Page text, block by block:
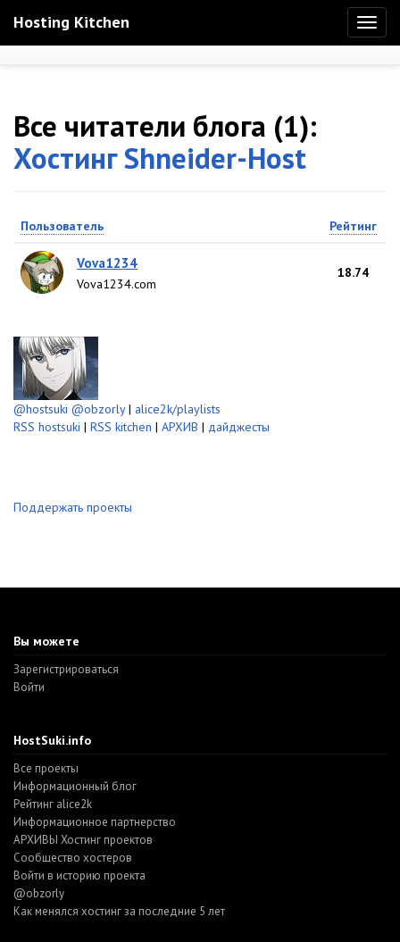
Hosting Kitchen
Все читатели блога (1):
Хостинг Shneider-Host
Пользователь Рейтинг
Vova1234
Vova1234.com
18.74
@hostsuki @obzorly| alice2k/playlists
RSS hostsuki | RSS kitchen | АРХИВ | дайджесты
Поддержать проекты
Вы можете
Зарегистрироваться
Войти
HostSuki.info
Все проекты
Информационный блог
Рейтинг alice2k
Информационное партнерство
АРХИВЫ Хостинг проектов
Cообщество хостеров
Войти в историю проекта
@obzorly
Как менялся хостинг за последние 5 лет